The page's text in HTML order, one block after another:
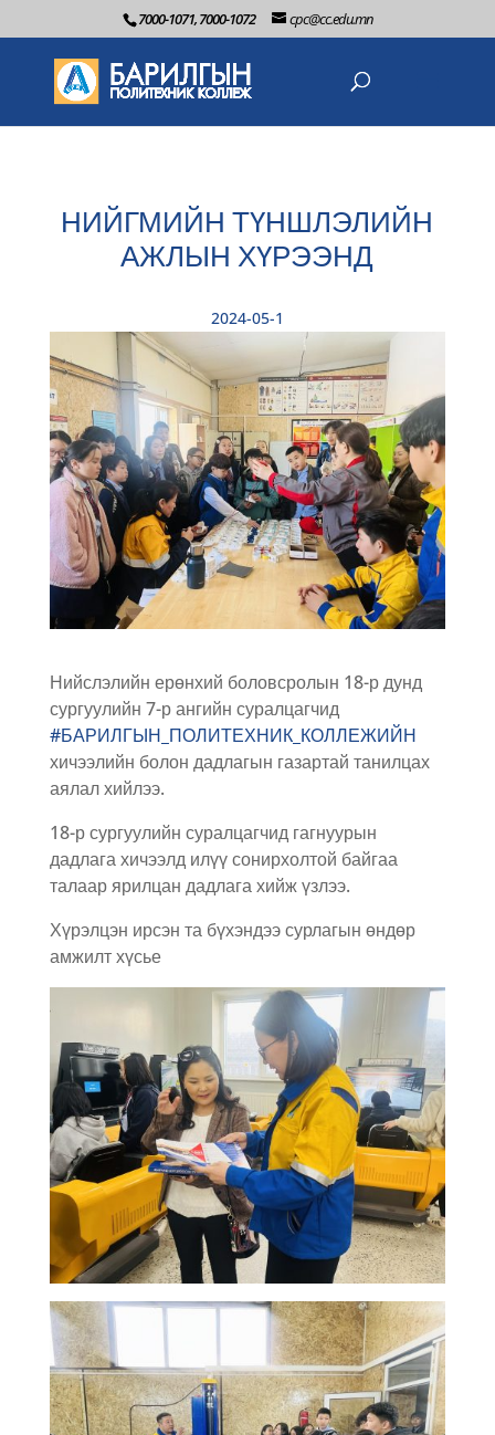
7000-1071, 7000-1072 cpc@cc.edu.mn
НИЙГМИЙН ТҮНШЛЭЛИЙН
АЖЛЫН ХҮРЭЭНД
2024-05-1
Нийслэлийн ерөнхий боловсролын 18-р дунд
сургуулийн 7-р ангийн суралцагчид
#БАРИЛГЫН_ПОЛИТЕХНИК_КОЛЛЕЖИЙН
хичээлийн болон дадлагын газартай танилцах
аялал хийлээ.
18-р сургуулийн суралцагчид гагнуурын
дадлага хичээлд илүү сонирхолтой байгаа
талаар ярилцан дадлага хийж үзлээ.
Хүрэлцэн ирсэн та бүхэндээ сурлагын өндөр
амжилт хүсье